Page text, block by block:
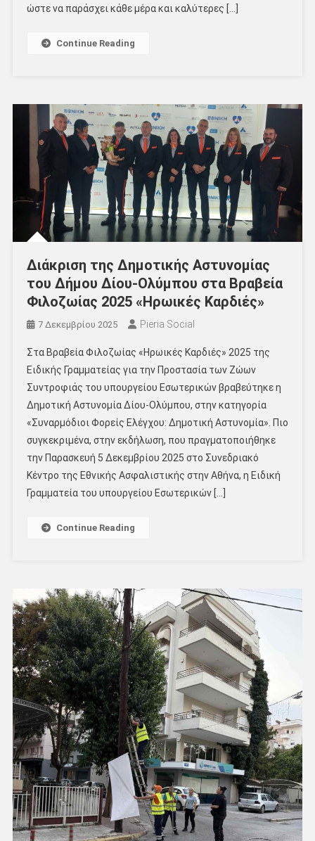
ώστε να παράσχει κάθε μέρα και καλύτερες […]
Continue Reading
Διάκριση της Δημοτικής Αστυνομίας
του Δήμου Δίου-Ολύμπου στα Βραβεία
Φιλοζωίας 2025 «Ηρωικές Καρδιές»
7 Δεκεμβρίου 2025 Pieria Social
Στα Βραβεία Φιλοζωίας «Ηρωικές Καρδιές» 2025 της
Ειδικής Γραμματείας για την Προστασία των Ζώων
Συντροφιάς του υπουργείου Εσωτερικών βραβεύτηκε η
Δημοτική Αστυνομία Δίου-Ολύμπου, στην κατηγορία
«Συναρμόδιοι Φορείς Ελέγχου: Δημοτική Αστυνομία». Πιο
συγκεκριμένα, στην εκδήλωση, που πραγματοποιήθηκε
την Παρασκευή 5 Δεκεμβρίου 2025 στο Συνεδριακό
Κέντρο της Εθνικής Ασφαλιστικής στην Αθήνα, η Ειδική
Γραμματεία του υπουργείου Εσωτερικών […]
Continue Reading